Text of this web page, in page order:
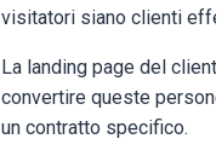
visitatori siano clienti
La landing page del
convertire queste
un contratto specifico.